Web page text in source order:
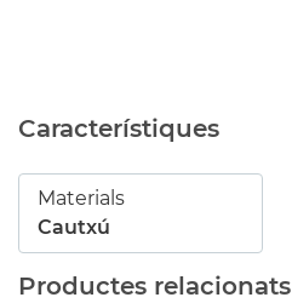
Característiques
Materials
Cautxú
Productes relacionats